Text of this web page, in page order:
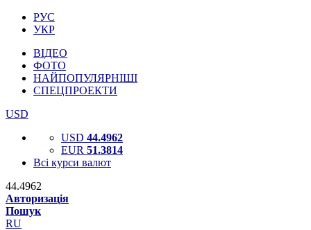
РУС
УКР
ВІДЕО
ФОТО
НАЙПОПУЛЯРНІШІ
СПЕЦПРОЕКТИ
USD
USD 44.4962
EUR 51.3814
Всі курси валют
44.4962
Авторизація
Пошук
RU